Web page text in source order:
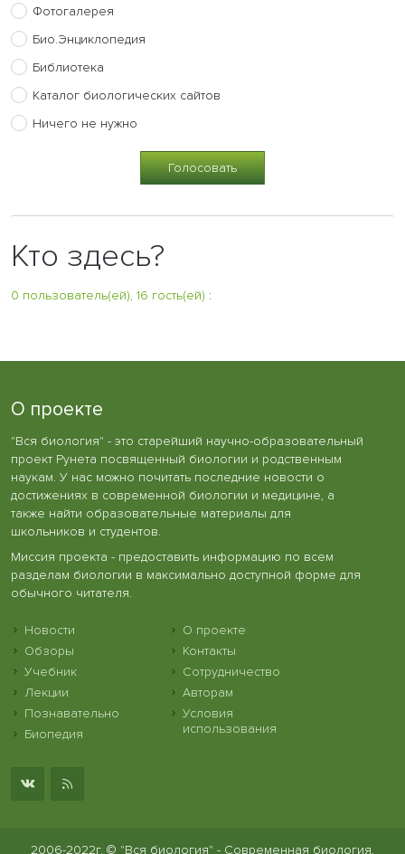
Фотогалерея
Био.Энциклопедия
Библиотека
Каталог биологических сайтов
Ничего не нужно
Кто здесь?
0 пользователь(ей), 16 гость(ей) :
О проекте
"Вся биология" - это старейший научно-образовательный
проект Рунета посвященный биологии и родственным
наукам. У нас можно почитать последние новости о
достижениях в современной биологии и медицине, а
также найти образовательные материалы для
школьников и студентов.
Миссия проекта - предоставить информацию по всем
разделам биологии в максимально доступной форме для
обычного читателя.
Новости
Обзоры
Учебник
Лекции
Познавательно
Биопедия
О проекте
Контакты
Сотрудничество
Авторам
Условия
использования
2006-2022г. © "Вся биология" - Современная биология,